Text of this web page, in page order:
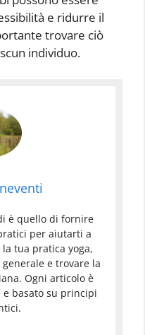
e ridurre il
trovare ciò
individuo.
è quello di fornire
per aiutarti a
tua pratica yoga,
e trovare la
Ogni articolo è
basato su principi